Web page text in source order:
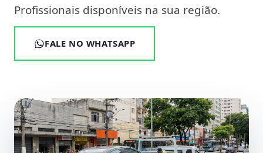
Profissionais disponíveis na sua região.
FALE NO WHATSAPP